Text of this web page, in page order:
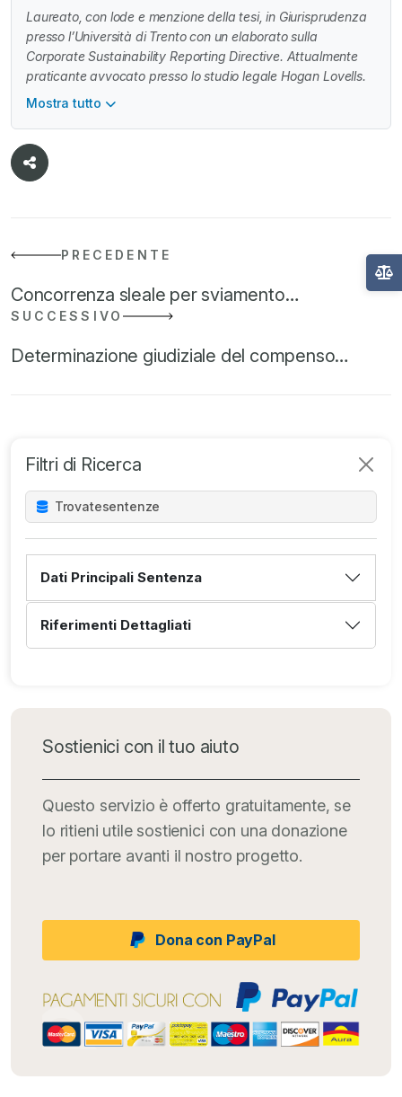
Laureato, con lode e menzione della tesi, in Giurisprudenza
presso l’Università di Trento con un elaborato sulla
Corporate Sustainability Reporting Directive. Attualmente
praticante avvocato presso lo studio legale Hogan Lovells.
Mostra tutto
PRECEDENTE
Concorrenza sleale per sviamento…
SUCCESSIVO
Determinazione giudiziale del compenso…
Filtri di Ricerca
Trovatesentenze
Dati Principali Sentenza
Riferimenti Dettagliati
Sostienici con il tuo aiuto
Questo servizio è offerto gratuitamente, se
lo ritieni utile sostienici con una donazione
per portare avanti il nostro progetto.
Dona con PayPal